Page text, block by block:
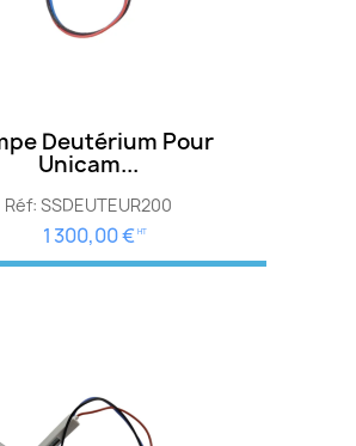
Deutérium Pour
Unicam...
Réf: SSDEUTEUR200
1 300,00 € HT